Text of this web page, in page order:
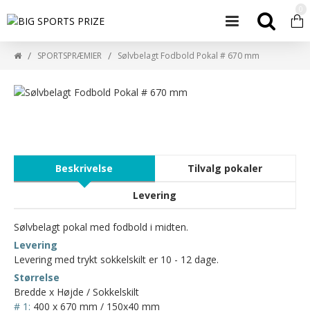
SPORTSPRÆMIER Sølvbelagt Fodbold Pokal # 670 mm
Beskrivelse Tilvalg pokaler
Levering
Sølvbelagt pokal med fodbold i midten.
Levering
Levering med trykt sokkelskilt er 10 - 12 dage.
Størrelse
Bredde x Højde / Sokkelskilt
# 1: 400 x 670 mm / 150x40 mm